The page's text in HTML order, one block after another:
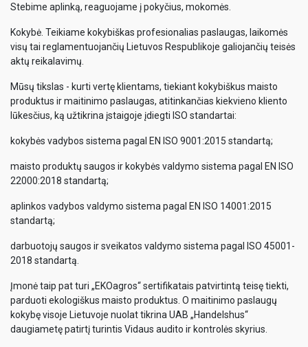
Stebime aplinką, reaguojame į pokyčius, mokomės.
Kokybė. Teikiame kokybiškas profesionalias paslaugas, laikomės
visų tai reglamentuojančių Lietuvos Respublikoje galiojančių teisės
aktų reikalavimų.
Mūsų tikslas - kurti vertę klientams, tiekiant kokybiškus maisto
produktus ir maitinimo paslaugas, atitinkančias kiekvieno kliento
lūkesčius, ką užtikrina įstaigoje įdiegti ISO standartai:
kokybės vadybos sistema pagal EN ISO 9001:2015 standartą;
maisto produktų saugos ir kokybės valdymo sistema pagal EN ISO
22000:2018 standartą;
aplinkos vadybos valdymo sistema pagal EN ISO 14001:2015
standartą;
darbuotojų saugos ir sveikatos valdymo sistema pagal ISO 45001-
2018 standartą.
Įmonė taip pat turi „EKOagros“ sertifikatais patvirtintą teisę tiekti,
parduoti ekologiškus maisto produktus. O maitinimo paslaugų
kokybę visoje Lietuvoje nuolat tikrina UAB „Handelshus“
daugiametę patirtį turintis Vidaus audito ir kontrolės skyrius.